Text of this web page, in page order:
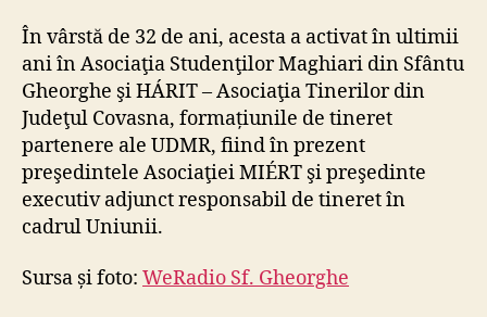
În vârstă de 32 de ani, acesta a activat în ultimii
ani în Asociaţia Studenţilor Maghiari din Sfântu
Gheorghe şi HÁRIT – Asociaţia Tinerilor din
Judeţul Covasna, formațiunile de tineret
partenere ale UDMR, fiind în prezent
preşedintele Asociaţiei MIÉRT şi preşedinte
executiv adjunct responsabil de tineret în
cadrul Uniunii.
Sursa și foto: WeRadio Sf. Gheorghe